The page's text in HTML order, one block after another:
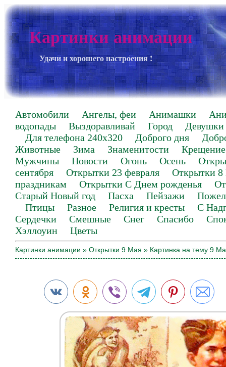
Картинки анимации
Удачи и хорошего настроения !
Автомобили Ангелы, феи Анимашки
водопады
Выздоравливай Город
Девушки
Для телефона 240х320
Доброго дня
Животные
Зима Знаменитости
Крещение
Мужчины
Новости Огонь Осень
сентября
Открытки 23 февраля
Открытки 8
праздникам
Открытки С Днем рожденья
Старый Новый год
Пасха Пейзажи
Птицы
Разное Религия и кресты
С
Сердечки
Смешные Снег Спасибо
Хэллоуин
Цветы
Картинки анимации » Открытки 9 Мая » Картинка на тему 9